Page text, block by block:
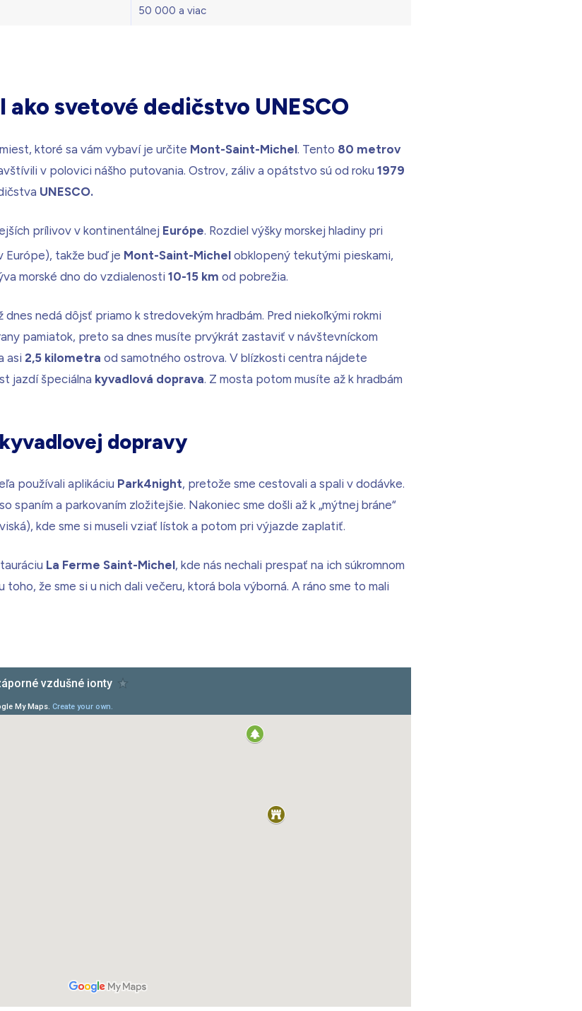
50 000 a viac
svetové dedičstvo UNESCO
ktoré sa vám vybaví je určite Mont-Saint-Michel. Tento 80 metrov
v polovici nášho putovania. Ostrov, záliv a opátstvo sú od roku 1979
UNESCO.
prílivov v kontinentálnej Európe. Rozdiel výšky morskej hladiny pri
Európe), takže buď je Mont-Saint-Michel obklopený tekutými pieskami,
morské dno do vzdialenosti 10-15 km od pobrežia.
nedá dôjsť priamo k stredovekým hradbám. Pred niekoľkými rokmi
pamiatok, preto sa dnes musíte prvýkrát zastaviť v návštevníckom
asi 2,5 kilometra od samotného ostrova. V blízkosti centra nájdete
jazdí špeciálna kyvadlová doprava. Z mosta potom musíte až k hradbám
dopravy
používali aplikáciu Park4night, pretože sme cestovali a spali v dodávke.
spaním a parkovaním zložitejšie. Nakoniec sme došli až k „mýtnej bráne“
kde sme si museli vziať lístok a potom pri výjazde zaplatiť.
La Ferme Saint-Michel, kde nás nechali prespať na ich súkromnom
toho, že sme si u nich dali večeru, ktorá bola výborná. A ráno sme to mali